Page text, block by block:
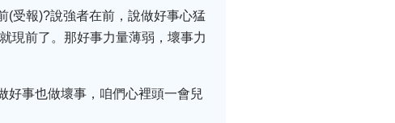
(受報)?說強者在前，說做好事心猛
現前了。那好事力量薄弱，壞事力
好事也做壞事，咱們心裡頭一會兒